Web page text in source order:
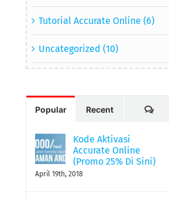
Tutorial Accurate Online (6)
Uncategorized (10)
Popular Recent
Kode Aktivasi
Accurate Online
(Promo 25% Di Sini)
April 19th, 2018